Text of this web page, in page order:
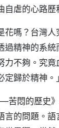
自虐的心路
花嗎？台灣
過精神的系
不夠。究
歸於精神。」
苦悶的歷史
的問題。